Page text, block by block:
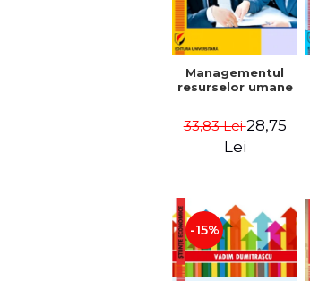
Managementul
resurselor umane
33,83 Lei28,75
Lei
-15%